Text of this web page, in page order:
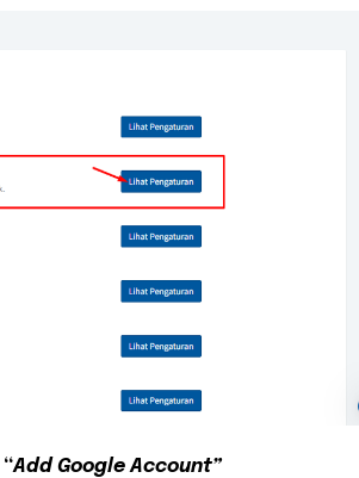
“Add Google Account”